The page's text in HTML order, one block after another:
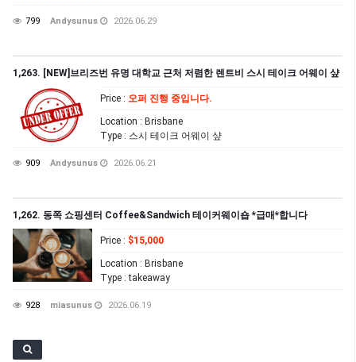
799 Andysunus 2026.06.29
1,263. [NEW]브리즈번 유명 대학교 근처 저렴한 렌트비 스시 테이크 어웨이 샾
Price : 오퍼 진행 중입니다.
Location : Brisbane
Type : 스시 테이크 어웨이 샾
909 Andysunus 2026.06.21
1,262. 동쪽 쇼핑센터 Coffee&Sandwich 테이커웨이숍 *급매*합니다
Price : $15,000
Location : Brisbane
Type : takeaway
928 miasunus 2026.06.19